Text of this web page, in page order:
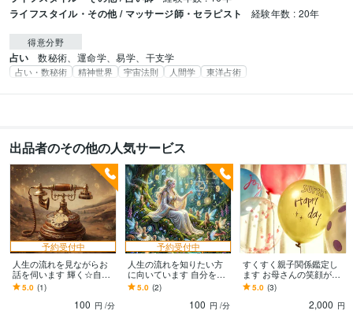
ライフスタイル・その他 / マッサージ師・セラピスト 経験年数 : 20年
得意分野
占い 数秘術、運命学、易学、干支学
占い・数秘術 精神世界 宇宙法則 人間学 東洋占術
出品者のその他の人気サービス
予約受付中
人生の流れを見ながらお
話を伺います 輝く☆自分
を思い出し目覚めのサポ
ートをしています。
5.0 (1)
100 円 /分
予約受付中
人生の流れを知りたい方
に向いています 自分を知
って、楽で喜ばれる幸せ
な生き方へシフトチェン
5.0 (2)
100 円 /分
すくすく親子関係鑑定し
ます お母さんの笑顔が子
供は一番嬉しい♪
5.0 (3)
2,000 円